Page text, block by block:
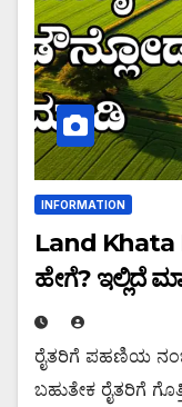
INFORMATION
Land Khata
ಹೇಗೆ? ಇಲ್ಲಿದೆ
ರೈತರಿಗೆ ಪಹಣಿಯ
ಬಹುತೇಕ ರೈತರಿಗೆ